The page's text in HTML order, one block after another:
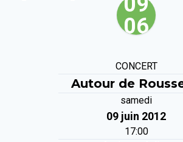
06
CONCERT
Autour de
samedi
09 juin 2012
17:00